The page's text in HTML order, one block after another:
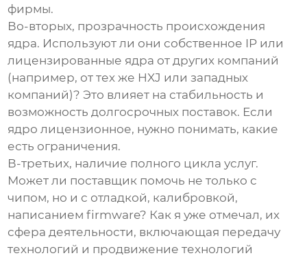
фирмы.
Во-вторых, прозрачность происхождения
ядра. Используют ли они собственное IP или
лицензированные ядра от других компаний
(например, от тех же HXJ или западных
компаний)? Это влияет на стабильность и
возможность долгосрочных поставок. Если
ядро лицензионное, нужно понимать, какие
есть ограничения.
В-третьих, наличие полного цикла услуг.
Может ли поставщик помочь не только с
чипом, но и с отладкой, калибровкой,
написанием firmware? Как я уже отмечал, их
сфера деятельности, включающая передачу
технологий и продвижение технологий